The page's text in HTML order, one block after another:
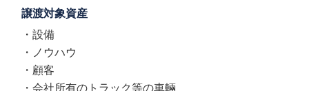
譲渡対象資産
・設備
・ノウハウ
・顧客
・会社所有のトラック等の車輛